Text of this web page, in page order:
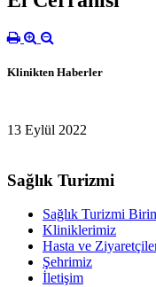
Klinikten Haberler
13 Eylül 2022
Sağlık Turizmi
Sağlık Turizmi
Kliniklerimiz
Hasta ve
Şehrimiz
İletişim